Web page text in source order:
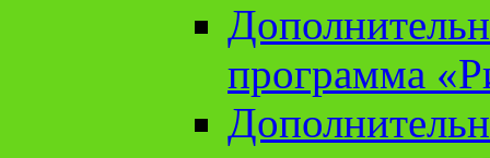
программа